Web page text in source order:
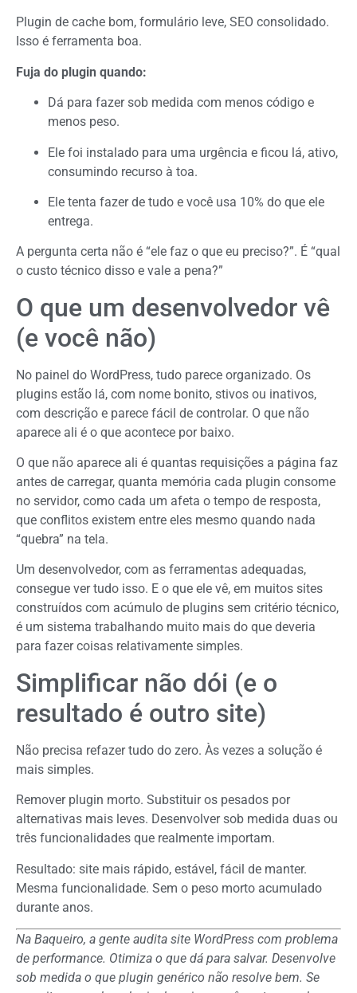
Plugin de cache bom, formulário leve, SEO consolidado.
Isso é ferramenta boa.
Fuja do plugin quando:
Dá para fazer sob medida com menos código e
menos peso.
Ele foi instalado para uma urgência e ficou lá, ativo,
consumindo recurso à toa.
Ele tenta fazer de tudo e você usa 10% do que ele
entrega.
A pergunta certa não é “ele faz o que eu preciso?”. É “qual
o custo técnico disso e vale a pena?”
O que um desenvolvedor vê
(e você não)
No painel do WordPress, tudo parece organizado. Os
plugins estão lá, com nome bonito, stivos ou inativos,
com descrição e parece fácil de controlar. O que não
aparece ali é o que acontece por baixo.
O que não aparece ali é quantas requisições a página faz
antes de carregar, quanta memória cada plugin consome
no servidor, como cada um afeta o tempo de resposta,
que conflitos existem entre eles mesmo quando nada
“quebra” na tela.
Um desenvolvedor, com as ferramentas adequadas,
consegue ver tudo isso. E o que ele vê, em muitos sites
construídos com acúmulo de plugins sem critério técnico,
é um sistema trabalhando muito mais do que deveria
para fazer coisas relativamente simples.
Simplificar não dói (e o
resultado é outro site)
Não precisa refazer tudo do zero. Às vezes a solução é
mais simples.
Remover plugin morto. Substituir os pesados por
alternativas mais leves. Desenvolver sob medida duas ou
três funcionalidades que realmente importam.
Resultado: site mais rápido, estável, fácil de manter.
Mesma funcionalidade. Sem o peso morto acumulado
durante anos.
Na Baqueiro, a gente audita site WordPress com problema
de performance. Otimiza o que dá para salvar. Desenvolve
sob medida o que plugin genérico não resolve bem. Se